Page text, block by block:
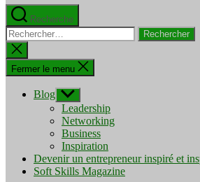
Recherche
Rechercher :
Fermer
la
recherche
Fermer le menu
Blog Afficher
le
sous-
menu
Leadership
Networking
Business
Inspiration
Devenir un entrepreneur inspiré et
Soft Skills Magazine